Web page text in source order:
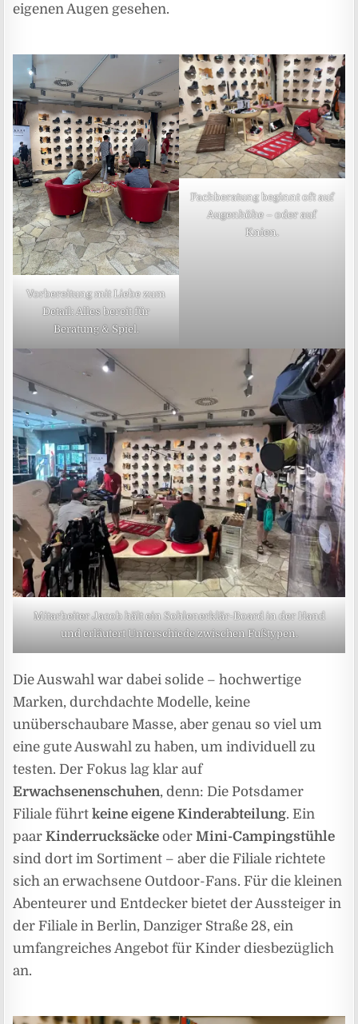
eigenen Augen gesehen.
Vorbereitung mit Liebe zum
Detail: Alles bereit für
Beratung & Spiel.
Fachberatung beginnt oft auf
Augenhöhe – oder auf
Knien.
Mitarbeiter Jacob hält ein Sohlenerklär-Board in der Hand
und erläutert Unterschiede zwischen Fußtypen.
Die Auswahl war dabei solide – hochwertige
Marken, durchdachte Modelle, keine
unüberschaubare Masse, aber genau so viel um
eine gute Auswahl zu haben, um individuell zu
testen. Der Fokus lag klar auf
Erwachsenenschuhen, denn: Die Potsdamer
Filiale führtkeine eigene Kinderabteilung. Ein
paarKinderrucksäcke oderMini-Campingstühle
sind dort im Sortiment – aber die Filiale richtete
sich an erwachsene Outdoor-Fans. Für die kleinen
Abenteurer und Entdecker bietet der Aussteiger in
der Filiale in Berlin, Danziger Straße 28, ein
umfangreiches Angebot für Kinder diesbezüglich
an.